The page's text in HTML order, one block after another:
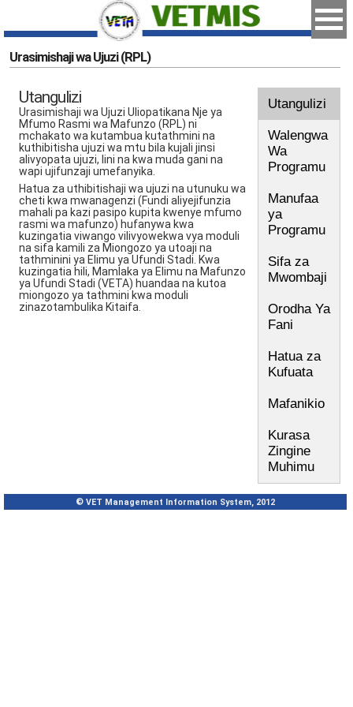
Urasimishaji wa Ujuzi (RPL)
Utangulizi
Urasimishaji wa Ujuzi Uliopatikana Nje ya
Mfumo Rasmi wa Mafunzo (RPL) ni
mchakato wa kutambua kutathmini na
kuthibitisha ujuzi wa mtu bila kujali jinsi
alivyopata ujuzi, lini na kwa muda gani na
wapi ujifunzaji umefanyika.
Hatua za uthibitishaji wa ujuzi na utunuku wa
cheti kwa mwanagenzi (Fundi aliyejifunzia
mahali pa kazi pasipo kupita kwenye mfumo
rasmi wa mafunzo) hufanywa kwa
kuzingatia viwango vilivyowekwa vya moduli
na sifa kamili za Miongozo ya utoaji na
tathminini ya Elimu ya Ufundi Stadi. Kwa
kuzingatia hili, Mamlaka ya Elimu na Mafunzo
ya Ufundi Stadi (VETA) huandaa na kutoa
miongozo ya tathmini kwa moduli
zinazotambulika Kitaifa.
Utangulizi
Walengwa
Wa
Programu
Manufaa
ya
Programu
Sifa za
Mwombaji
Orodha Ya
Fani
Hatua za
Kufuata
Mafanikio
Kurasa
Zingine
Muhimu
© VET Management Information System, 2012